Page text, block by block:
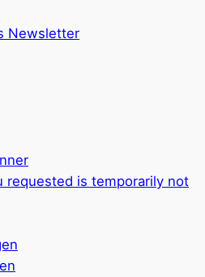
Newsletter
requested is temporarily not